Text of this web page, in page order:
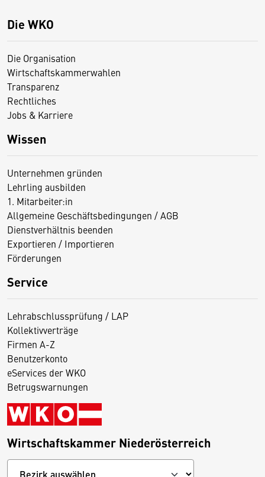
Die WKO
Die Organisation
Wirtschaftskammerwahlen
Transparenz
Rechtliches
Jobs & Karriere
Wissen
Unternehmen gründen
Lehrling ausbilden
1. Mitarbeiter:in
Allgemeine Geschäftsbedingungen / AGB
Dienstverhältnis beenden
Exportieren / Importieren
Förderungen
Service
Lehrabschlussprüfung / LAP
Kollektivverträge
Firmen A-Z
Benutzerkonto
eServices der WKO
Betrugswarnungen
Wirtschaftskammer Niederösterreich